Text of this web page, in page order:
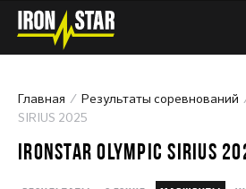
Главная Результаты соревнований
SIRIUS 2025
IRONSTAR OLYMPIC SIRIUS